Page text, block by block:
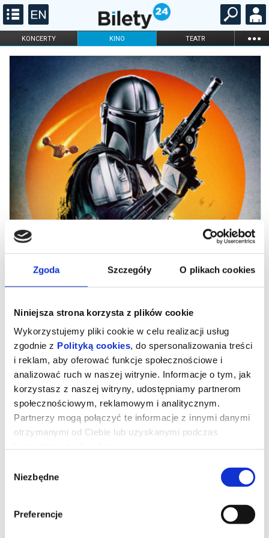
Zgoda Szczegóły O plikach cookies
Niniejsza strona korzysta z plików cookie
Wykorzystujemy pliki cookie w celu realizacji usług
zgodnie z Polityką cookies, do spersonalizowania treści
i reklam, aby oferować funkcje społecznościowe i
analizować ruch w naszej witrynie. Informacje o tym, jak
korzystasz z naszej witryny, udostępniamy partnerom
społecznościowym, reklamowym i analitycznym.
Partnerzy mogą połączyć te informacje z innymi danymi
otrzymanymi od Ciebie lub uzyskanymi podczas
zgody
Niezbędne
Preferencje
KONCERTY KINO TEATR ...
FILHARMONIA OPERA I BALET
STAND-UP
ONLINE KARNETY
Mandalorian i Grogu 2D dubbing
Lucasfilm przedstawia nową produkcję z uniwersum „Gwiezdnych
wojen”. Złowieszcze Imperium upadło, a imperialni watażkowie
legendarnego łowcę nagród Din Djarina (Pedro Pascal) i jego
młodego podopiecznego Grogu. Film, w którym wystąpi również